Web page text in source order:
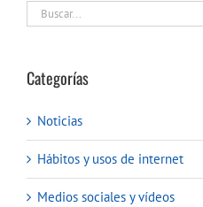
Buscar:
Categorías
Noticias
Hábitos y usos de internet
Medios sociales y vídeos